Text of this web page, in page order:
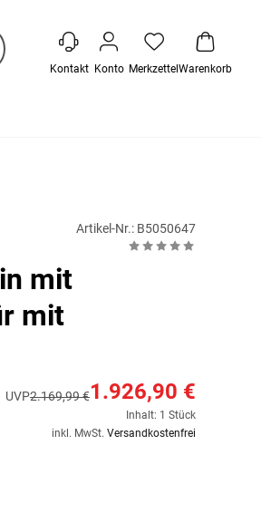
Kontakt Konto Merkzettel Warenkorb
Artikel-Nr.: B5050647
mit
mit
UVP2.169,99 €1.926,90 €
Inhalt: 1 Stück
inkl. MwSt. Versandkostenfrei